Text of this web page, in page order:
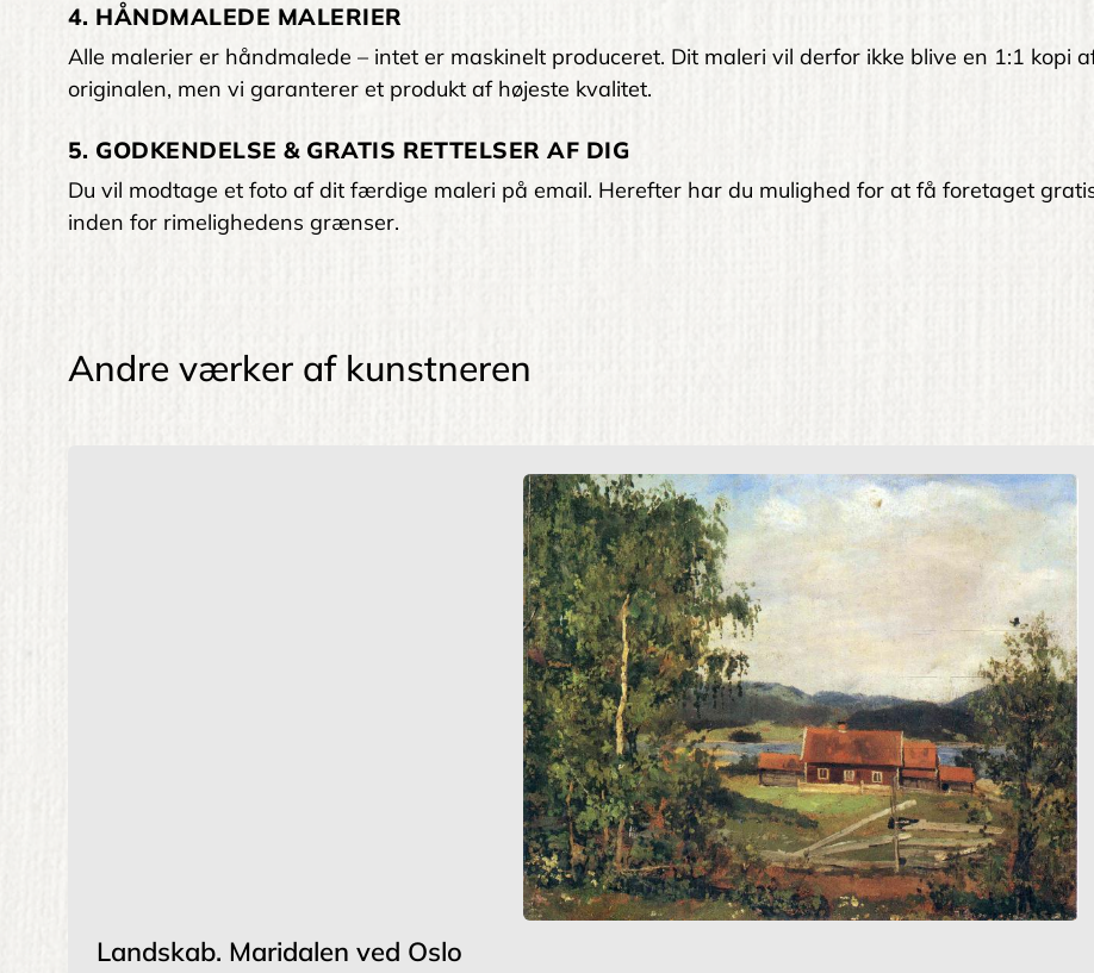
4. HÅNDMALEDE MALERIER
Alle malerier er håndmalede – intet er maskinelt produceret. Dit maleri vil derfor ikke blive en 1:1 kopi
originalen, men vi garanterer et produkt af højeste kvalitet.
5. GODKENDELSE & GRATIS RETTELSER AF DIG
Du vil modtage et foto af dit færdige maleri på email. Herefter har du mulighed for at få foretaget
inden for rimelighedens grænser.
Andre værker af kunstneren
Landskab. Maridalen ved Oslo